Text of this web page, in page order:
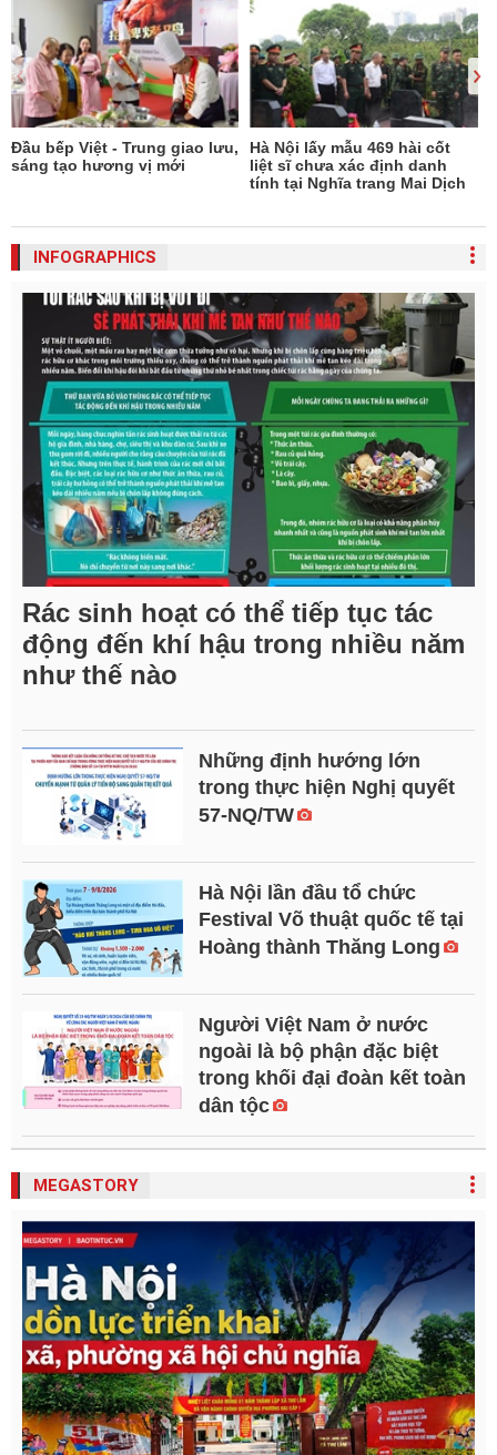
Đầu bếp Việt - Trung giao lưu,
sáng tạo hương vị mới
Hà Nội lấy mẫu 469 hài cốt
liệt sĩ chưa xác định danh
tính tại Nghĩa trang Mai Dịch
INFOGRAPHICS
Rác sinh hoạt có thể tiếp tục tác
động đến khí hậu trong nhiều năm
như thế nào
Những định hướng lớn
trong thực hiện Nghị quyết
57-NQ/TW
Hà Nội lần đầu tổ chức
Festival Võ thuật quốc tế tại
Hoàng thành Thăng Long
Người Việt Nam ở nước
ngoài là bộ phận đặc biệt
trong khối đại đoàn kết toàn
dân tộc
MEGASTORY